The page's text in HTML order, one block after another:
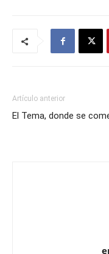
Artículo anterior
El Tema, donde se